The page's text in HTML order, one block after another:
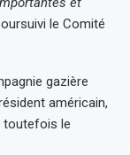
le Comité
gazière
américain,
toutefois le